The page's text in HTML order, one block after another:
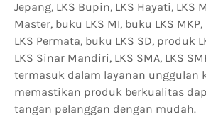
Jepang, LKS Bupin, LKS Hayati, LKS
Master, buku LKS MI, buku LKS
LKS Permata, buku LKS SD, produk
LKS Sinar Mandiri, LKS SMA, LKS
termasuk dalam layanan unggulan
memastikan produk berkualitas
tangan pelanggan dengan mudah.